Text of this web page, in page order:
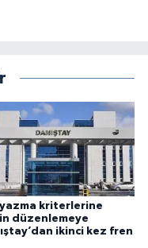
yazma kriterlerine
düzenlemeye
ikinci kez fren